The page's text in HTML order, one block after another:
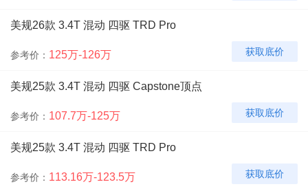
美规26款 3.4T 混动 四驱 TRD Pro
参考价： 125万-126万 获取底价
美规25款 3.4T 混动 四驱 Capstone顶点
参考价： 107.7万-125万 获取底价
美规25款 3.4T 混动 四驱 TRD Pro
参考价： 113.16万-123.5万 获取底价